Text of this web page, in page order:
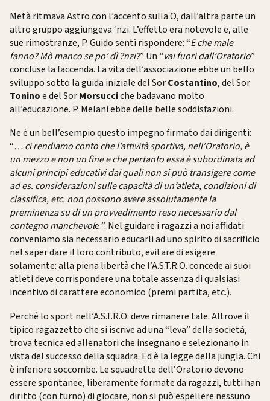
Metà ritmava Astro con l’accento sulla O, dall’altra parte un
altro gruppo aggiungeva ‘nzi. L’effetto era notevole e, alle
sue rimostranze, P. Guido sentì rispondere: “E che male
fanno? Mò manco se po’ dì ?nzi?” Un “vai fuori dall’Oratorio”
concluse la faccenda. La vita dell’associazione ebbe un bello
sviluppo sotto la guida iniziale del SorCostantino, del Sor
Toninoe del SorMorsucciche badavano molto
all’educazione. P. Melani ebbe delle belle soddisfazioni.
Ne è un bell’esempio questo impegno firmato dai dirigenti:
“… ci rendiamo conto che l’attività sportiva, nell’Oratorio, è
un mezzo e non un fine e che pertanto essa è subordinata ad
alcuni principi educativi dai quali non si può transigere come
ad es. considerazioni sulle capacità di un’atleta, condizioni di
classifica, etc. non possono avere assolutamente la
preminenza su di un provvedimento reso necessario dal
contegno manchevole”. Nel guidare i ragazzi a noi affidati
conveniamo sia necessario educarli ad uno spirito di sacrificio
nel saper dare il loro contributo, evitare di esigere
solamente: alla piena libertà che l’A.S.T.R.O. concede ai suoi
atleti deve corrispondere una totale assenza di qualsiasi
incentivo di carattere economico (premi partita, etc.).
Perché lo sport nell’A.S.T.R.O. deve rimanere tale. Altrove il
tipico ragazzetto che si iscrive ad una “leva” della società,
trova tecnica ed allenatori che insegnano e selezionano in
vista del successo della squadra. Ed è la legge della jungla. Chi
è inferiore soccombe. Le squadrette dell’Oratorio devono
essere spontanee, liberamente formate da ragazzi, tutti han
diritto (con turno) di giocare, non si può espellere nessuno